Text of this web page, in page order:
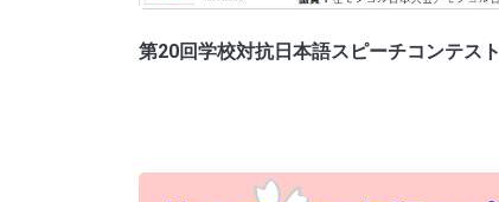
第20回学校対抗日本語スピーチコンテスト